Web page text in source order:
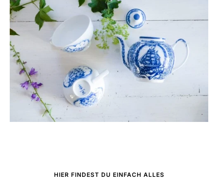
HIER FINDEST DU EINFACH ALLES